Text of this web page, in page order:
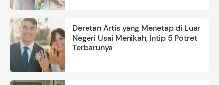
Deretan Artis yang Menetap di Luar
Negeri Usai Menikah, Intip 5 Potret
Terbarunya